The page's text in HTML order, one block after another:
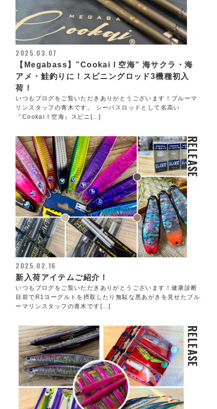
2025.03.07
【Megabass】”Cookai l 空海” 海サクラ・海
アメ・鮭釣りに！スピニングロッド3機種初入
荷！
いつもブログをご覧いただきありがとうございます！ブルーマ
リンスタッフの青木です。 シーバスロッドとして名高い
『Cookai l 空海』スピニ[...]
RELEASE
2025.02.16
新入荷アイテムご紹介！
いつもブログをご覧いただきありがとうございます！健康診断
目前でR1ヨーグルトを摂取したり無駄な悪あがきを見せたブル
ーマリンスタッフの青木です[...]
RELEASE